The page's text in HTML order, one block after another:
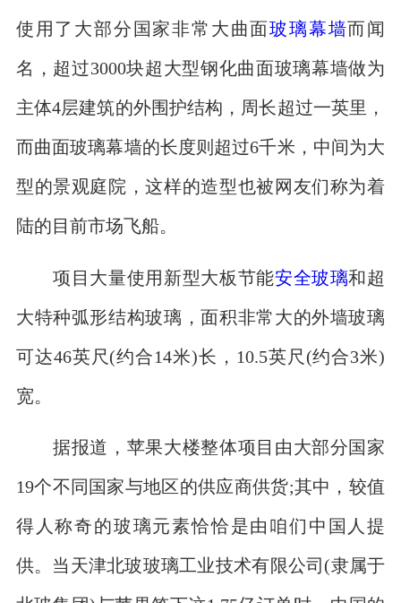
使用了大部分国家非常大曲面玻璃幕墙而闻
名，超过3000块超大型钢化曲面玻璃幕墙做为
主体4层建筑的外围护结构，周长超过一英里，
而曲面玻璃幕墙的长度则超过6千米，中间为大
型的景观庭院，这样的造型也被网友们称为着
陆的目前市场飞船。
项目大量使用新型大板节能安全玻璃和超
大特种弧形结构玻璃，面积非常大的外墙玻璃
可达46英尺(约合14米)长，10.5英尺(约合3米)
宽。
据报道，苹果大楼整体项目由大部分国家
19个不同国家与地区的供应商供货;其中，较值
得人称奇的玻璃元素恰恰是由咱们中国人提
供。当天津北玻玻璃工业技术有限公司(隶属于